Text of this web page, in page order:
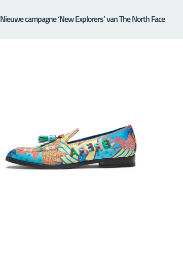
Nieuwe campagne ‘New Explorers’ van The North Face